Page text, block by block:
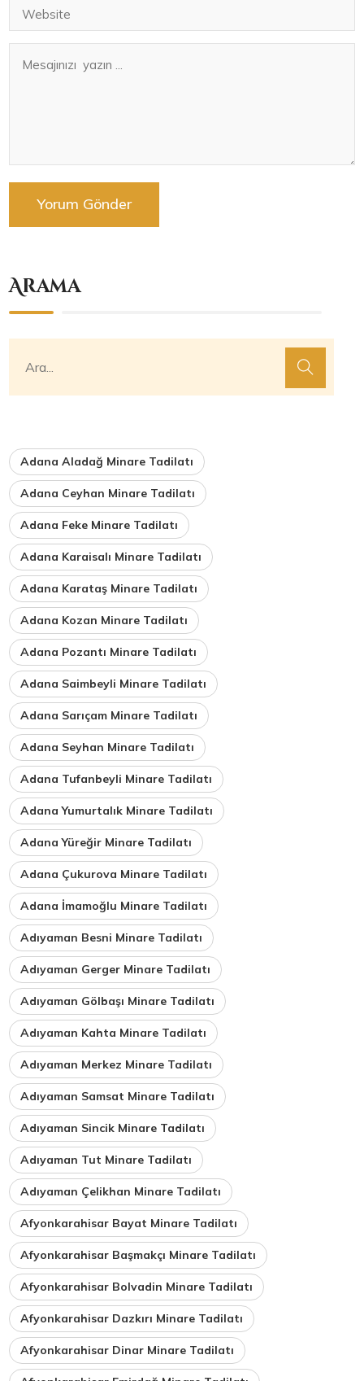
Arama
Adana Aladağ Minare Tadilatı
Adana Ceyhan Minare Tadilatı
Adana Feke Minare Tadilatı
Adana Karaisalı Minare Tadilatı
Adana Karataş Minare Tadilatı
Adana Kozan Minare Tadilatı
Adana Pozantı Minare Tadilatı
Adana Saimbeyli Minare Tadilatı
Adana Sarıçam Minare Tadilatı
Adana Seyhan Minare Tadilatı
Adana Tufanbeyli Minare Tadilatı
Adana Yumurtalık Minare Tadilatı
Adana Yüreğir Minare Tadilatı
Adana Çukurova Minare Tadilatı
Adana İmamoğlu Minare Tadilatı
Adıyaman Besni Minare Tadilatı
Adıyaman Gerger Minare Tadilatı
Adıyaman Gölbaşı Minare Tadilatı
Adıyaman Kahta Minare Tadilatı
Adıyaman Merkez Minare Tadilatı
Adıyaman Samsat Minare Tadilatı
Adıyaman Sincik Minare Tadilatı
Adıyaman Tut Minare Tadilatı
Adıyaman Çelikhan Minare Tadilatı
Afyonkarahisar Bayat Minare Tadilatı
Afyonkarahisar Başmakçı Minare Tadilatı
Afyonkarahisar Bolvadin Minare Tadilatı
Afyonkarahisar Dazkırı Minare Tadilatı
Afyonkarahisar Dinar Minare Tadilatı